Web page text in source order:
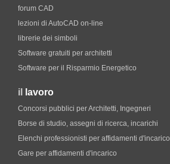
forum CAD
lezioni di AutoCAD on-line
librerie dei simboli
Software gratuiti per architetti
Software per il Risparmio Energetico
il lavoro
Concorsi pubblici per Architetti, Ingegneri
Borse di studio, assegni di ricerca, incarichi
Elenchi professionisti per affidamenti d'incarico
Gare per affidamenti d'incarico